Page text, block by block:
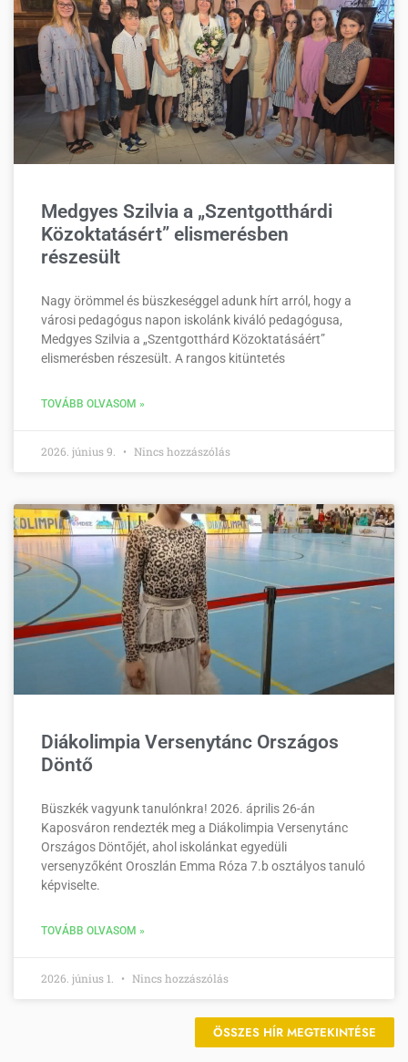
Medgyes Szilvia a „Szentgotthárdi
Közoktatásért” elismerésben
részesült
Nagy örömmel és büszkeséggel adunk hírt arról, hogy a
városi pedagógus napon iskolánk kiváló pedagógusa,
Medgyes Szilvia a „Szentgotthárd Közoktatásáért”
elismerésben részesült. A rangos kitüntetés
TOVÁBB OLVASOM »
2026. június 9. Nincs hozzászólás
Diákolimpia Versenytánc Országos
Döntő
Büszkék vagyunk tanulónkra! 2026. április 26-án
Kaposváron rendezték meg a Diákolimpia Versenytánc
Országos Döntőjét, ahol iskolánkat egyedüli
versenyzőként Oroszlán Emma Róza 7.b osztályos tanuló
képviselte.
TOVÁBB OLVASOM »
2026. június 1. Nincs hozzászólás
ÖSSZES HÍR MEGTEKINTÉSE